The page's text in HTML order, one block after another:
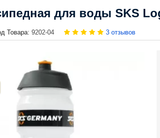
для воды SKS
Товара: 9202-04 3 отзывов